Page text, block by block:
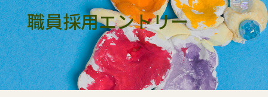
職員採用エントリー